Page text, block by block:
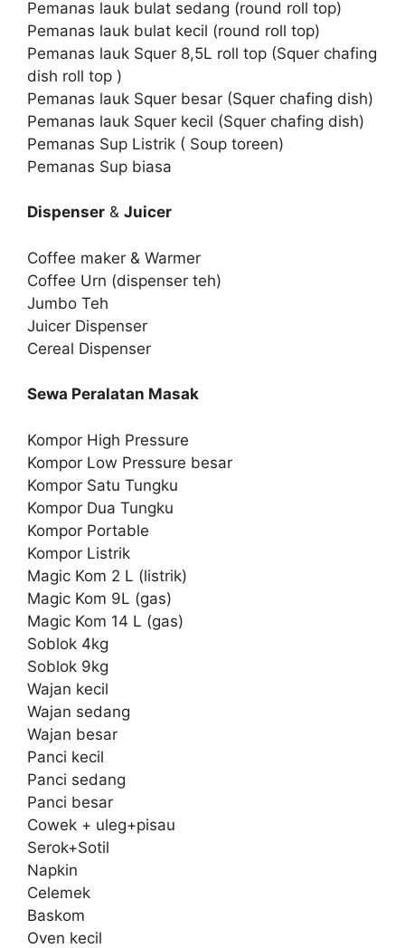
Pemanas lauk bulat sedang (round roll top)
Pemanas lauk bulat kecil (round roll top)
Pemanas lauk Squer 8,5L roll top (Squer chafing
dish roll top )
Pemanas lauk Squer besar (Squer chafing dish)
Pemanas lauk Squer kecil (Squer chafing dish)
Pemanas Sup Listrik ( Soup toreen)
Pemanas Sup biasa
Dispenser & Juicer
Coffee maker & Warmer
Coffee Urn (dispenser teh)
Jumbo Teh
Juicer Dispenser
Cereal Dispenser
Sewa Peralatan Masak
Kompor High Pressure
Kompor Low Pressure besar
Kompor Satu Tungku
Kompor Dua Tungku
Kompor Portable
Kompor Listrik
Magic Kom 2 L (listrik)
Magic Kom 9L (gas)
Magic Kom 14 L (gas)
Soblok 4kg
Soblok 9kg
Wajan kecil
Wajan sedang
Wajan besar
Panci kecil
Panci sedang
Panci besar
Cowek + uleg+pisau
Serok+Sotil
Napkin
Celemek
Baskom
Oven kecil